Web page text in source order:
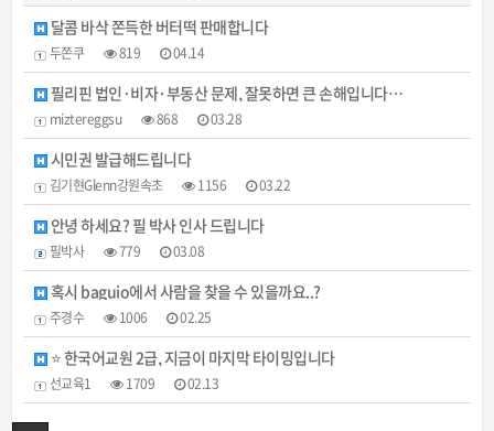
달콤 바삭 쫀득한 버터떡 판매합니다
두쫀쿠 819 04.14
필리핀 법인·비자·부동산 문제, 잘못하면 큰 손해입니다…
miztereggsu 868 03.28
시민권 발급해드립니다
김기현Glenn강원속초 1156 03.22
안녕 하세요? 필 박사 인사 드립니다
필박사 779 03.08
혹시 baguio에서 사람을 찾을 수 있을까요..?
주경수 1006 02.25
⭐ 한국어교원 2급, 지금이 마지막 타이밍입니다
선교육1 1709 02.13